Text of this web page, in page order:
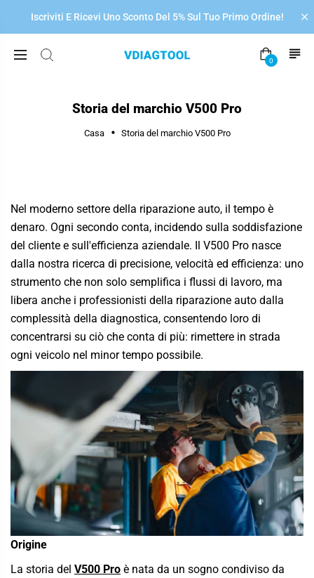
Iscriviti E Ricevi Uno Sconto Del 5% Sul Tuo Primo Ordine!
0
Storia del marchio V500 Pro
Casa Storia del marchio V500 Pro
Nel moderno settore della riparazione auto, il tempo è
denaro. Ogni secondo conta, incidendo sulla soddisfazione
del cliente e sull'efficienza aziendale. Il V500 Pro nasce
dalla nostra ricerca di precisione, velocità ed efficienza: uno
strumento che non solo semplifica i flussi di lavoro, ma
libera anche i professionisti della riparazione auto dalla
complessità della diagnostica, consentendo loro di
concentrarsi su ciò che conta di più: rimettere in strada
ogni veicolo nel minor tempo possibile.
Origine
La storia del V500 Pro è nata da un sogno condiviso da